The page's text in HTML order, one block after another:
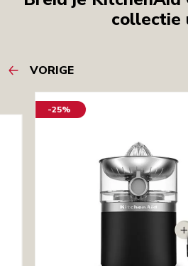
collectie
VORIGE
-25%